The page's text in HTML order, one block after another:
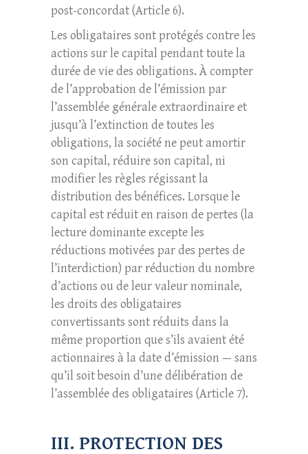
post-concordat (Article 6).
Les obligataires sont protégés contre les
actions sur le capital pendant toute la
durée de vie des obligations. À compter
de l’approbation de l’émission par
l’assemblée générale extraordinaire et
jusqu’à l’extinction de toutes les
obligations, la société ne peut amortir
son capital, réduire son capital, ni
modifier les règles régissant la
distribution des bénéfices. Lorsque le
capital est réduit en raison de pertes (la
lecture dominante excepte les
réductions motivées par des pertes de
l’interdiction) par réduction du nombre
d’actions ou de leur valeur nominale,
les droits des obligataires
convertissants sont réduits dans la
même proportion que s’ils avaient été
actionnaires à la date d’émission — sans
qu’il soit besoin d’une délibération de
l’assemblée des obligataires (Article 7).
III. PROTECTION DES